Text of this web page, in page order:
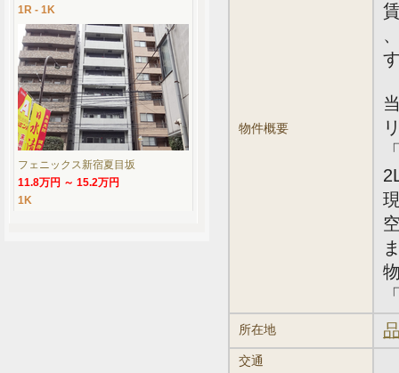
物件概要
所在地
交通
1R - 1K
フェニックス新宿夏目坂
11.8万円 ～ 15.2万円
1K